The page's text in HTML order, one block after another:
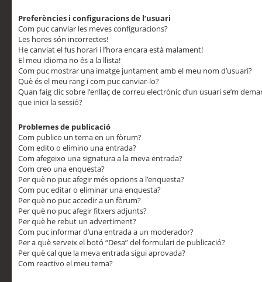
Preferències i configuracions de l’usuari
Com puc canviar les meves configuracions?
Les hores són incorrectes!
He canviat el fus horari i l’hora encara està malament!
El meu idioma no és a la llista!
Com puc mostrar una imatge juntament amb el meu nom d’usuari?
Què és el meu rang i com puc canviar-lo?
Quan faig clic sobre l’enllaç de correu electrònic d’un usuari se’m
que iniciï la sessió?
Problemes de publicació
Com publico un tema en un fòrum?
Com edito o elimino una entrada?
Com afegeixo una signatura a la meva entrada?
Com creo una enquesta?
Per què no puc afegir més opcions a l’enquesta?
Com puc editar o eliminar una enquesta?
Per què no puc accedir a un fòrum?
Per què no puc afegir fitxers adjunts?
Per què he rebut un advertiment?
Com puc informar d’una entrada a un moderador?
Per a què serveix el botó “Desa” del formulari de publicació?
Per què cal que la meva entrada sigui aprovada?
Com reactivo el meu tema?